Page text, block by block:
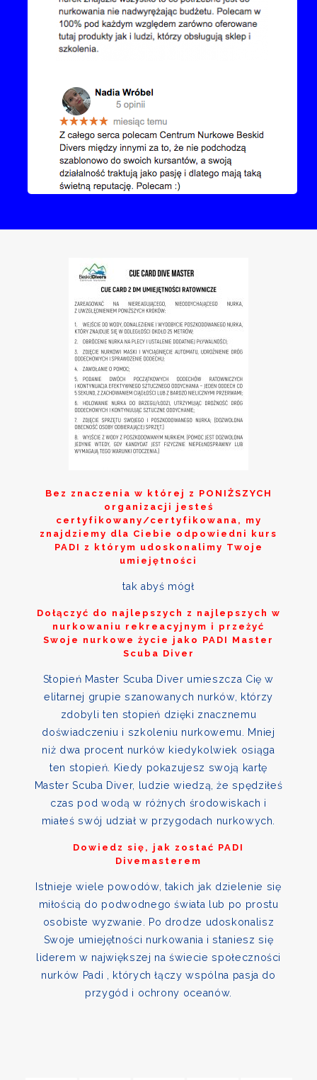
Bez znaczenia w której z PONIŻSZYCH
organizacji jesteś
certyfikowany/certyfikowana, my
znajdziemy dla Ciebie odpowiedni kurs
PADI z którym udoskonalimy Twoje
umiejętności
tak abyś mógł
Dołączyć do najlepszych z najlepszych w
nurkowaniu rekreacyjnym i przeżyć
Swoje nurkowe życie jako PADI Master
Scuba Diver
Stopień Master Scuba Diver umieszcza Cię w
elitarnej grupie szanowanych nurków, którzy
zdobyli ten stopień dzięki znacznemu
doświadczeniu i szkoleniu nurkowemu. Mniej
niż dwa procent nurków kiedykolwiek osiąga
ten stopień. Kiedy pokazujesz swoją kartę
Master Scuba Diver, ludzie wiedzą, że spędziłeś
czas pod wodą w różnych środowiskach i
miałeś swój udział w przygodach nurkowych.
Dowiedz się, jak zostać PADI
Divemasterem
Istnieje wiele powodów, takich jak dzielenie się
miłością do podwodnego świata lub po prostu
osobiste wyzwanie. Po drodze udoskonalisz
Swoje umiejętności nurkowania i staniesz się
liderem w największej na świecie społeczności
nurków Padi , których łączy wspólna pasja do
przygód i ochrony oceanów.